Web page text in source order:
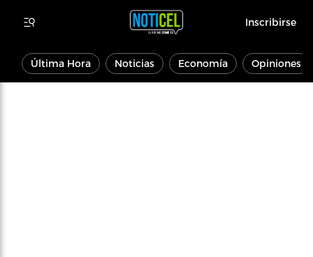
Inscribirse
Última Hora Noticias Economía Opiniones